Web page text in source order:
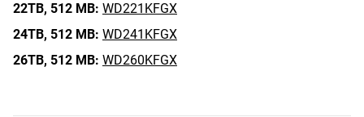
22TB, 512 MB: WD221KFGX
24TB, 512 MB: WD241KFGX
26TB, 512 MB: WD260KFGX